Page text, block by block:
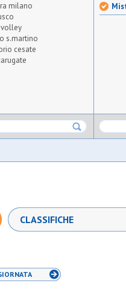
milano
volley
s.martino
cesate
CLASSIFICHE